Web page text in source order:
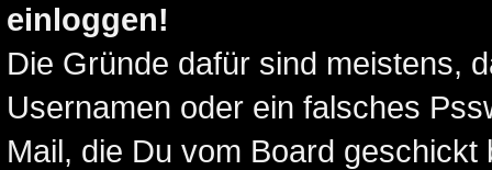
einloggen!
Die Gründe dafür sind meistens,
Usernamen oder ein falsches
Mail, die Du vom Board